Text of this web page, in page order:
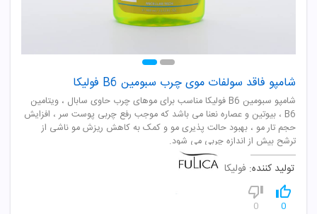
شامپو فاقد سولفات موی چرب سبومین B6 فولیکا
شامپو سبومین B6 فولیکا مناسب برای موهای چرب حاوی سابال ، ویتامین
B6 ، بیوتین و عصاره نعنا می باشد که موجب رفع چربی پوست سر ، افزایش
حجم تار مو ، بهبود حالت پذیری مو و کمک به کاهش ریزش مو ناشی از
ترشح بیش از اندازه چربی می شود.
تولید کننده: فولیکا
0
0